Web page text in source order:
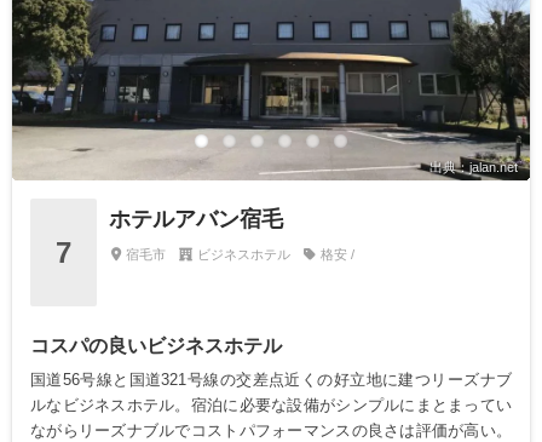
出典：jalan.net
7
ホテルアバン宿毛
宿毛市 ビジネスホテル 格安 /
コスパの良いビジネスホテル
国道56号線と国道321号線の交差点近くの好立地に建つリーズナブ
ルなビジネスホテル。宿泊に必要な設備がシンプルにまとまってい
ながらリーズナブルでコストパフォーマンスの良さは評価が高い。